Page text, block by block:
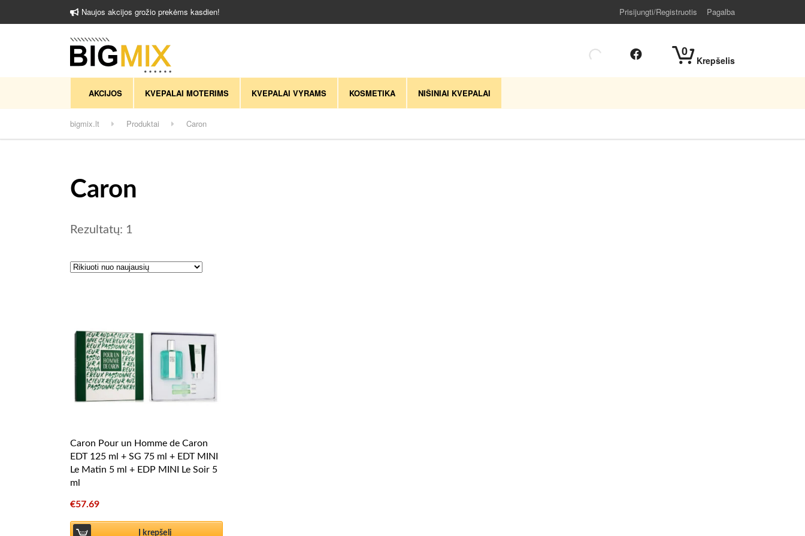
Naujos akcijos grožio prekėms kasdien! Prisijungti/Registruotis Pagalba
0
Krepšelis
AKCIJOS KVEPALAI MOTERIMS KVEPALAI VYRAMS KOSMETIKA NIŠINIAI KVEPALAI
bigmix.lt Produktai Caron
Caron
Rezultatų: 1
Caron Pour un Homme de Caron
EDT 125 ml + SG 75 ml + EDT MINI
Le Matin 5 ml + EDP MINI Le Soir 5
ml
€57.69
Į krepšelį